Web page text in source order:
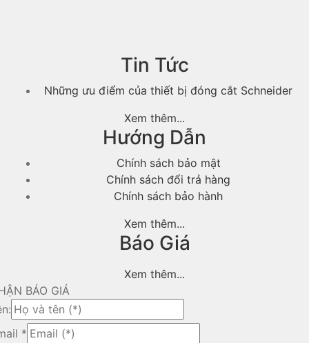
Tin Tức
Những ưu điểm của thiết bị đóng cắt Schneider
Xem thêm...
Hướng Dẫn
Chính sách bảo mật
Chính sách đổi trả hàng
Chính sách bảo hành
Xem thêm...
Báo Giá
Xem thêm...
BÁO GIÁ
*